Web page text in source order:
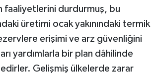
faaliyetlerini durdurmuş, bu
üretimi ocak yakınındaki termik
erişimi ve arz güvenliğini
yardımlarla bir plan dâhilinde
Gelişmiş ülkelerde zarar